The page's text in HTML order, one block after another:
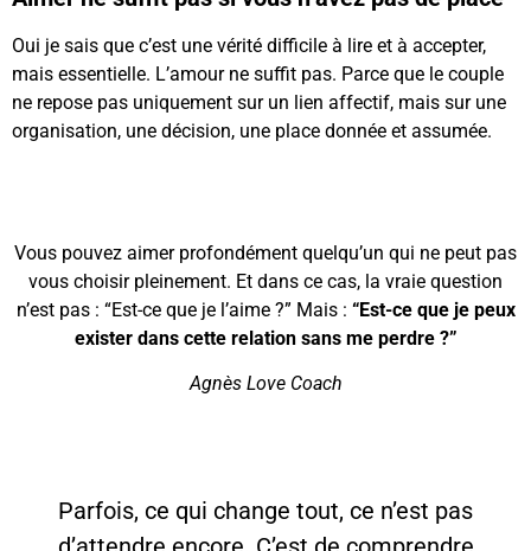
Oui je sais que c’est une vérité difficile à lire et à accepter,
mais essentielle. L’amour ne suffit pas. Parce que le couple
ne repose pas uniquement sur un lien affectif, mais sur une
organisation, une décision, une place donnée et assumée.
Vous pouvez aimer profondément quelqu’un qui ne peut pas
vous choisir pleinement. Et dans ce cas, la vraie question
n’est pas : “Est-ce que je l’aime ?” Mais : “Est-ce que je peux
exister dans cette relation sans me perdre ?”
Agnès Love Coach
Parfois, ce qui change tout, ce n’est pas